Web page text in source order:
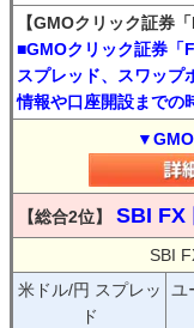
【GMOクリック証券
■GMOクリック証券「
スプレッド、スワップ
情報や口座開設までの
【総合2位】 SBI FX
SBI
米ドル/円 スプレッ
ド
ユ